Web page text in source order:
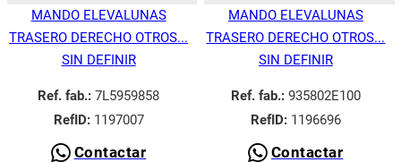
MANDO ELEVALUNAS
TRASERO DERECHO OTROS...
SIN DEFINIR
Ref. fab.: 7L5959858
RefID:1197007
Contactar
MANDO ELEVALUNAS
TRASERO DERECHO OTROS...
SIN DEFINIR
Ref. fab.:935802E100
RefID:1196696
Contactar